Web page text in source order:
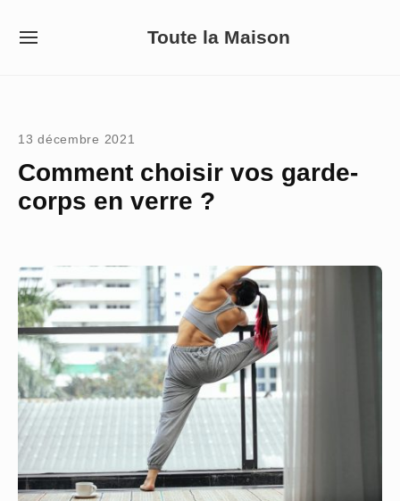
Toute la Maison
SITE
13 décembre 2021
Comment choisir vos garde-
corps en verre ?